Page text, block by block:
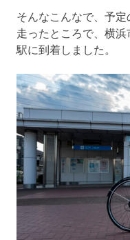
そんなこんなで、予
走ったところで、横
駅に到着しました。